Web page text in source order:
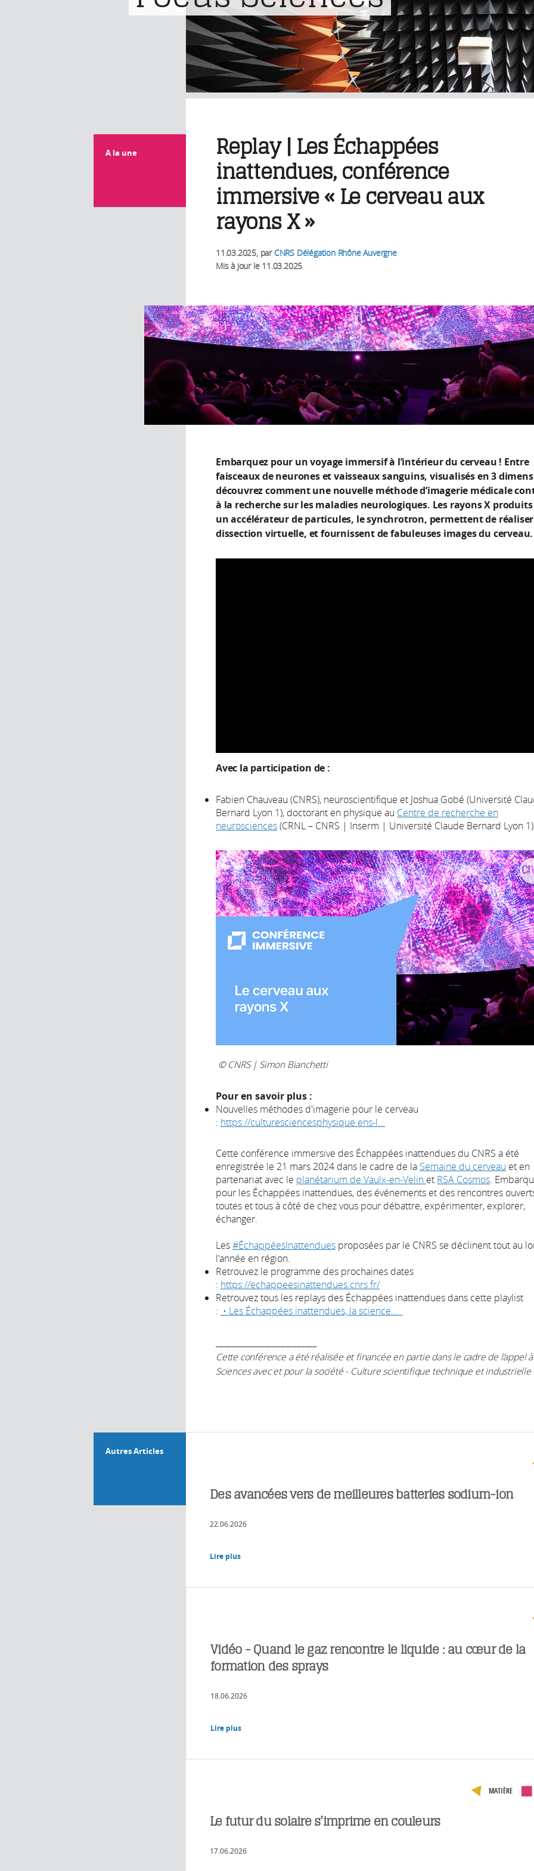
A la une
Replay | Les Échappées
inattendues, conférence
immersive « Le cerveau aux
rayons X »
11.03.2025, parCNRS Délégation Rhône Auvergne
Mis à jour le 11.03.2025
Embarquez pour un voyage immersif à l’intérieur du cerveau ! Entre
faisceaux de neurones et vaisseaux sanguins, visualisés en 3
découvrez comment une nouvelle méthode d’imagerie médicale
à la recherche sur les maladies neurologiques. Les rayons X
un accélérateur de particules, le synchrotron, permettent de
dissection virtuelle, et fournissent de fabuleuses images du cerveau.
Avec la participation de :
Fabien Chauveau (CNRS), neuroscientifique et Joshua Gobé (Université
Bernard Lyon 1), doctorant en physique au Centre de recherche en
neurosciences(CRNL – CNRS | Inserm | Université Claude Bernard Lyon 1)
© CNRS | Simon Bianchetti
Pour en savoir plus :
Nouvelles méthodes d'imagerie pour le cerveau
: https://culturesciencesphysique.ens-l...
Cette conférence immersive des Échappées inattendues du CNRS a été
enregistrée le 21 mars 2024 dans le cadre de la Semaine du cerveau et en
partenariat avec le planétarium de Vaulx-en-Velin et RSA Cosmos.
pour les Échappées inattendues, des événements et des rencontres
toutes et tous à côté de chez vous pour débattre, expérimenter, explorer,
échanger.
Les#ÉchappéesInattendues proposées par le CNRS se déclinent tout au
l'année en région.
Retrouvez le programme des prochaines dates
: https://echappeesinattendues.cnrs.fr/
Retrouvez tous les replays des Échappées inattendues dans cette playlist
: • Les Échappées inattendues, la science...
Cette conférence a été réalisée et financée en partie dans le cadre de l’appel
Sciences avec et pour la société - Culture scientifique technique et industrielle
Autres Articles
Des avancées vers de meilleures batteries sodium-ion
22.06.2026
Lire plus
Vidéo - Quand le gaz rencontre le liquide : au cœur de la
formation des sprays
18.06.2026
Lire plus
MATIÈRE
Le futur du solaire s’imprime en couleurs
17.06.2026